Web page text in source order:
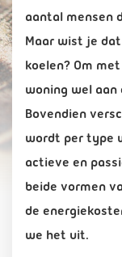
aantal mensen
Maar wist je
koelen? Om
woning wel aan
Bovendien
wordt per type
actieve en
beide vormen
de
we het uit.